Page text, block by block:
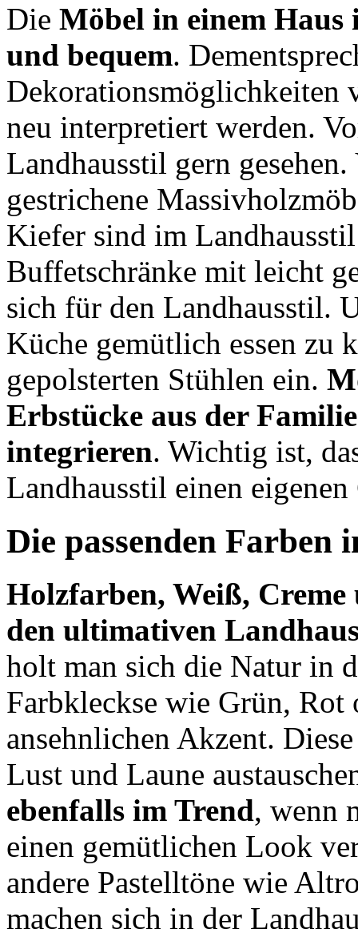
Die Möbel in einem
und bequem.
Dekorationsmöglichkeiten
neu interpretiert werden.
Landhausstil gern
gestrichene
Kiefer sind im
Buffetschränke mit leicht
sich für den Landhausstil.
Küche gemütlich essen zu
gepolsterten Stühlen ein.
Erbstücke aus der
integrieren. Wichtig ist,
Landhausstil einen
Die passenden Farben
Holzfarben, Weiß,
den ultimativen
holt man sich die Natur in
Farbkleckse wie Grün, Rot
ansehnlichen Akzent.
Lust und Laune
ebenfalls im Trend, wenn
einen gemütlichen Look
andere Pastelltöne wie
machen sich in der